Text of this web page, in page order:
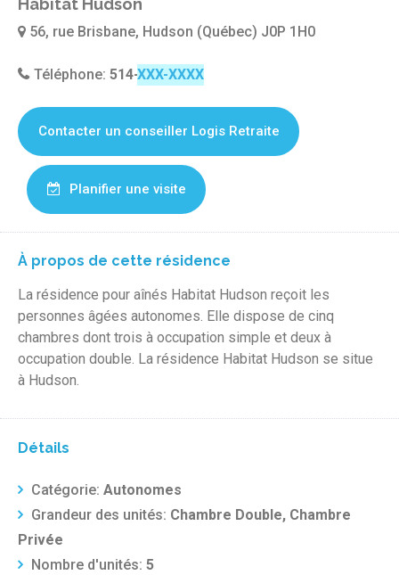
Habitat Hudson
56, rue Brisbane, Hudson (Québec) J0P 1H0
Téléphone: 514-567-4086
Contacter un conseiller Logis Retraite
Planifier une visite
À propos de cette résidence
La résidence pour aînés Habitat Hudson reçoit les
personnes âgées autonomes. Elle dispose de cinq
chambres dont trois à occupation simple et deux à
occupation double. La résidence Habitat Hudson se situe
à Hudson.
Détails
Catégorie: Autonomes
Grandeur des unités: Chambre Double, Chambre
Privée
Nombre d'unités: 5